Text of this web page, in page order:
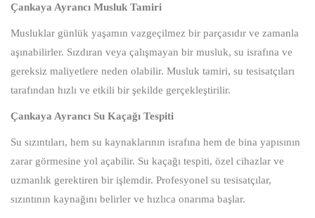
Çankaya Ayrancı Musluk Tamiri
Musluklar günlük yaşamın vazgeçilmez bir parçasıdır ve zamanla
aşınabilirler. Sızdıran veya çalışmayan bir musluk, su israfına ve
gereksiz maliyetlere neden olabilir. Musluk tamiri, su tesisatçıları
tarafından hızlı ve etkili bir şekilde gerçekleştirilir.
Çankaya Ayrancı Su Kaçağı Tespiti
Su sızıntıları, hem su kaynaklarının israfına hem de bina yapısının
zarar görmesine yol açabilir. Su kaçağı tespiti, özel cihazlar ve
uzmanlık gerektiren bir işlemdir. Profesyonel su tesisatçılar,
sızıntının kaynağını belirler ve hızlıca onarıma başlar.